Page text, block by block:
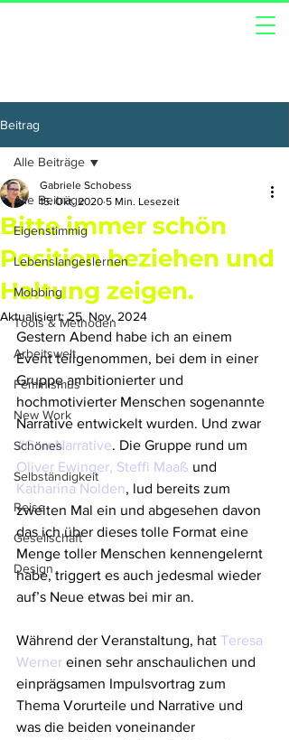
Beitrag
Alle Beiträge
Eigenstimmig
Lebenslangeslernen
Mobbing
Tools & Methoden
Arbeitswelt
Feminismus
New Work
Schönes
Selbständigkeit
Reise
Gesellschaft
Design
Alle Beiträge
Bitte immer schön
Position beziehen und
Haltung zeigen.
Gabriele Schobess
15. Okt. 2020 5 Min. Lesezeit
Aktualisiert:25. Nov. 2024
Gestern Abend habe ich an einem
Event teilgenommen, bei dem in einer
Gruppe ambitionierter und
hochmotivierter Menschen sogenannte
Narrative entwickelt wurden. Und zwar
#CoroNarrative. Die Gruppe rund um
Oliver Ewinger, Steffi Maaß und
Katharina Nolden, lud bereits zum
zweiten Mal ein und abgesehen davon
das ich über dieses tolle Format eine
Menge toller Menschen kennengelernt
habe, triggert es auch jedesmal wieder
auf’s Neue etwas bei mir an.
Während der Veranstaltung, hat Teresa
Werner einen sehr anschaulichen und
einprägsamen Impulsvortrag zum
Thema Vorurteile und Narrative und
was die beiden voneinander